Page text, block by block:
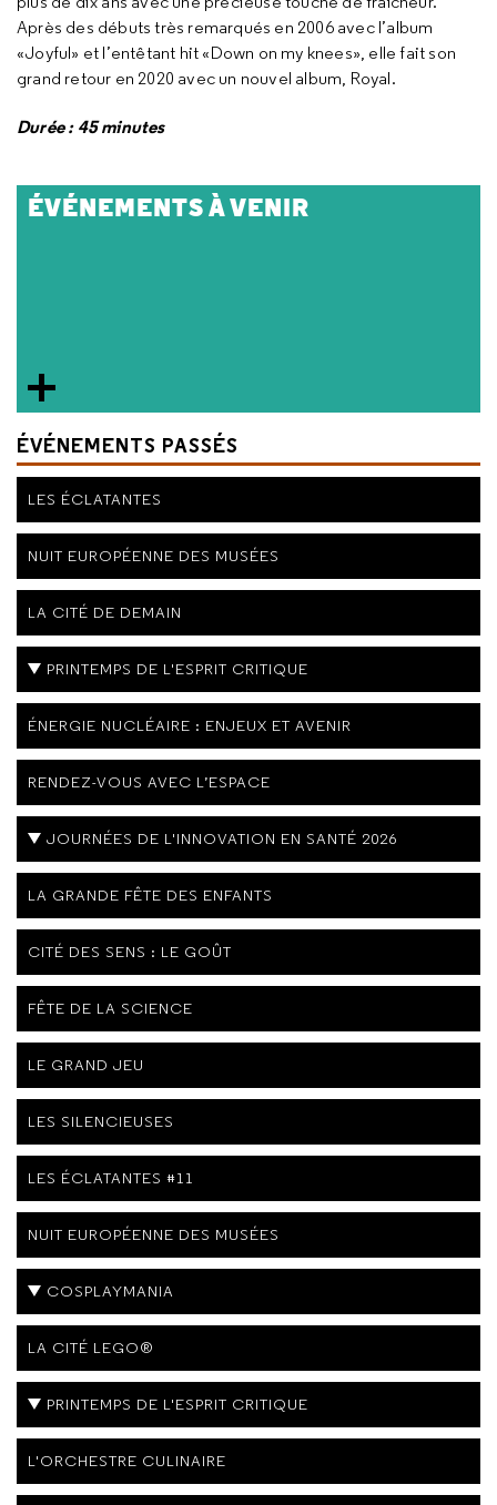
Après des débuts très remarqués en 2006 avec l’album
«Joyful» et l’entêtant hit «Down on my knees», elle fait son
grand retour en 2020 avec un nouvel album, Royal.
Durée : 45 minutes
ÉVÉNEMENTS À VENIR
ÉVÉNEMENTS PASSÉS
LES ÉCLATANTES
NUIT EUROPÉENNE DES MUSÉES
LA CITÉ DE DEMAIN
PRINTEMPS DE L'ESPRIT CRITIQUE
ÉNERGIE NUCLÉAIRE : ENJEUX ET AVENIR
RENDEZ-VOUS AVEC L’ESPACE
JOURNÉES DE L'INNOVATION EN SANTÉ 2026
LA GRANDE FÊTE DES ENFANTS
CITÉ DES SENS : LE GOÛT
FÊTE DE LA SCIENCE
LE GRAND JEU
LES SILENCIEUSES
LES ÉCLATANTES #11
NUIT EUROPÉENNE DES MUSÉES
COSPLAYMANIA
LA CITÉ LEGO®
PRINTEMPS DE L'ESPRIT CRITIQUE
L'ORCHESTRE CULINAIRE